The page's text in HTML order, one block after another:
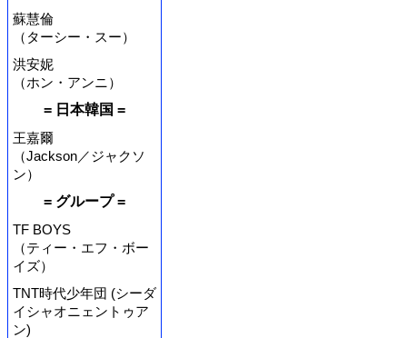
蘇慧倫
（ターシー・スー）
洪安妮
（ホン・アンニ）
= 日本韓国 =
王嘉爾
（Jackson／ジャクソ
ン）
= グループ =
TF BOYS
（ティー・エフ・ボー
イズ）
TNT時代少年団 (シーダ
イシャオニェントゥア
ン)